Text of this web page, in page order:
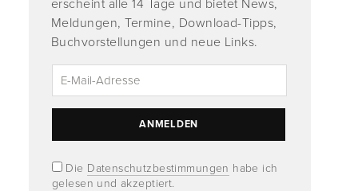
erscheint alle 14 Tage und bietet News,
Meldungen, Termine, Download-Tipps,
Buchvorstellungen und neue Links.
Die Datenschutzbestimmungen habe ich
gelesen und akzeptiert.